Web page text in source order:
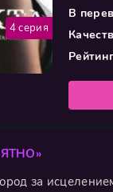
В
4 серия
за